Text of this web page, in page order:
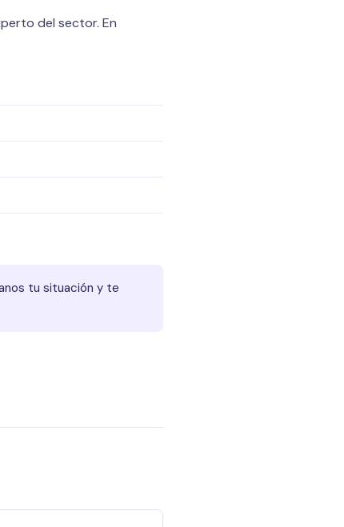
del sector. En
tu situación y te